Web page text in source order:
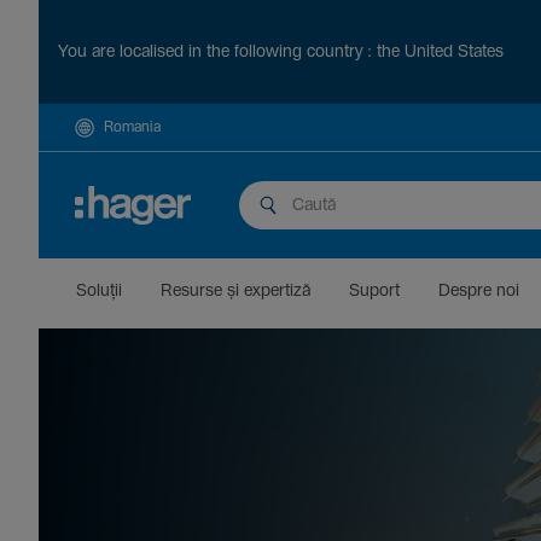
You are localised in the following country : the United States
Romania
Soluții Resurse și exper­tiză Suport Despre noi